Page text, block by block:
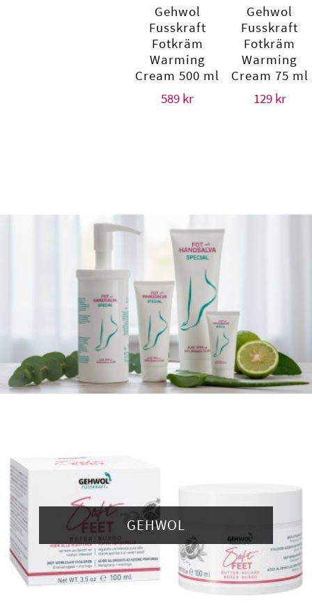
Gehwol
Fusskraft
Fotkräm
Warming
Cream 500 ml
589 kr
Gehwol
Fusskraft
Fotkräm
Warming
Cream 75 ml
129 kr
GEHWOL